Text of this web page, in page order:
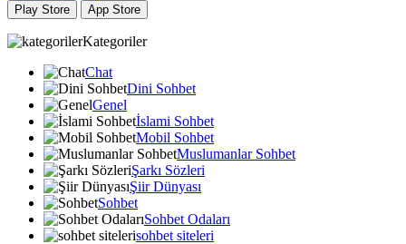
Play Store App Store
Kategoriler
Chat
Dini Sohbet
Genel
İslami Sohbet
Mobil Sohbet
Muslumanlar Sohbet
Şarkı Sözleri
Şiir Dünyası
Sohbet
Sohbet Odaları
sohbet siteleri